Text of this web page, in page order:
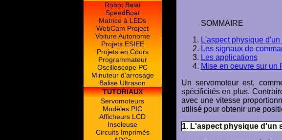
Robot Balai
SpeedBoat
Matrice à LEDs
WebCam Project
Voiture Autonome
Projets ESIEE
Projets en Cours
Programmateur
Oscilloscope PC
Minuteur d'arrosage
Balise Ultrason
TUTORIAUX
Servomoteurs
Modèles PIC
Afficheurs LCD
Insoleuse
Circuits Imprimés
SOMMAIRE
L'aspect physique
Les signaux de
Les applications
Mise en oeuvre sur un
Un servomoteur est,
spécificités en plus.
avec une vitesse
utilisé pour obtenir une
1. L'aspect physique d'un